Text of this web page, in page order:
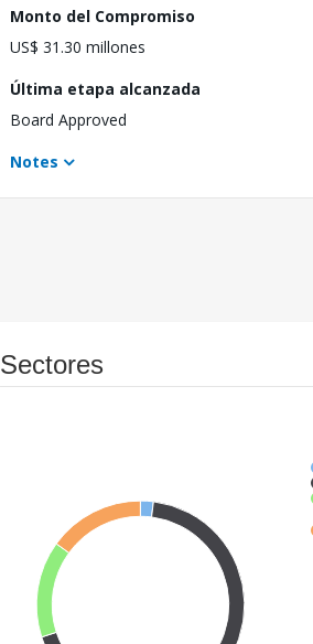
Monto del Compromiso
US$ 31.30 millones
Última etapa alcanzada
Board Approved
Notes
Sectores